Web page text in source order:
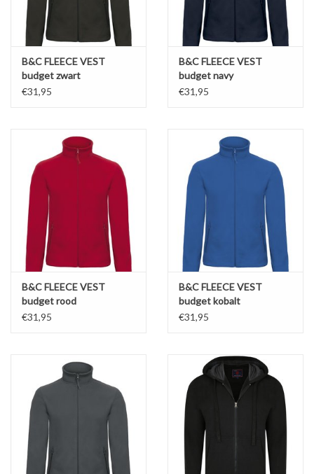
B&C FLEECE VEST
budget zwart
€31,95
B&C FLEECE VEST
budget navy
€31,95
B&C FLEECE VEST
budget rood
€31,95
B&C FLEECE VEST
budget kobalt
€31,95